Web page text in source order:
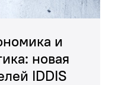
и
новая
IDDIS